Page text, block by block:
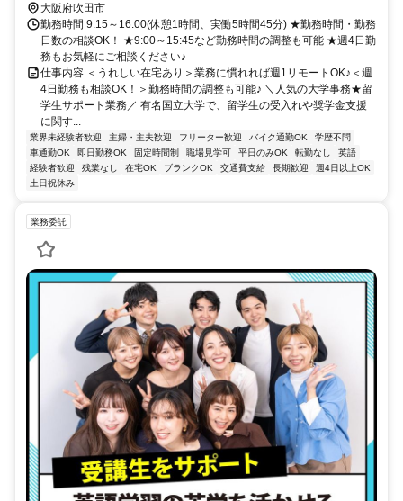
線 茨木〔ＪＲ〕西口徒歩約52分 ■大阪モノレール『阪大病院前駅』
徒歩10分 ■JR『茨木駅』バス25分 ■北大阪急行電鉄『千里中央駅』
バス10分 （※近鉄・阪急バス『阪大病院前』徒歩10分） ※自転車・
原付・バイク通勤OK(無料駐輪場あり）／車通勤OK（有料駐車場あ
り)
大阪府吹田市
勤務時間 9:15～16:00(休憩1時間、実働5時間45分) ★勤務時間・勤務
日数の相談OK！ ★9:00～15:45など勤務時間の調整も可能 ★週4日勤
務もお気軽にご相談ください♪
仕事内容 ＜うれしい在宅あり＞業務に慣れれば週1リモートOK♪＜週
4日勤務も相談OK！＞勤務時間の調整も可能♪ ＼人気の大学事務★留
学生サポート業務／ 有名国立大学で、留学生の受入れや奨学金支援
に関す...
業界未経験者歓迎 主婦・主夫歓迎 フリーター歓迎 バイク通勤OK
学歴不問
車通勤OK
即日勤務OK 固定時間制 職場見学可 平日のみOK 転勤なし
英語
経験者歓迎
残業なし 在宅OK ブランクOK 交通費支給 長期歓迎
週4日以上OK
土日祝休み
業務委託